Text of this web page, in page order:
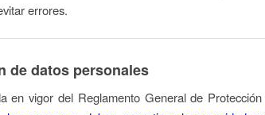
errores.
de datos personales
en vigor del Reglamento General de